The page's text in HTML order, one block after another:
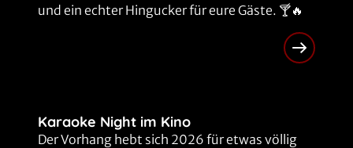
und ein echter Hingucker für eure Gäste. 🍸🔥
Karaoke Night im Kino
Der Vorhang hebt sich 2026 für etwas völlig